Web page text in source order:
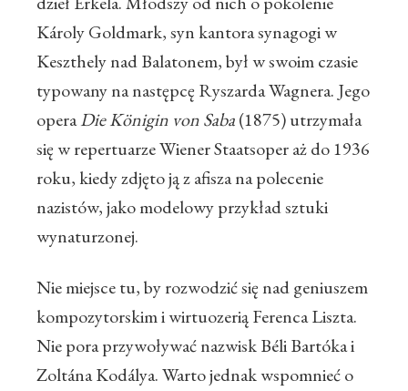
Károly Goldmark, syn kantora synagogi w
Keszthely nad Balatonem, był w swoim czasie
typowany na następcę Ryszarda Wagnera. Jego
operaDie Königin von Saba(1875) utrzymała
się w repertuarze Wiener Staatsoper aż do 1936
roku, kiedy zdjęto ją z afisza na polecenie
nazistów, jako modelowy przykład sztuki
wynaturzonej.
Nie miejsce tu, by rozwodzić się nad geniuszem
kompozytorskim i wirtuozerią Ferenca Liszta.
Nie pora przywoływać nazwisk Béli Bartóka i
Zoltána Kodálya. Warto jednak wspomnieć o